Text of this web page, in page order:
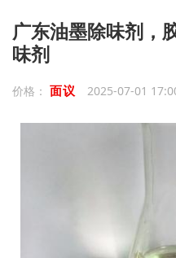
广东油墨除味剂，
味剂
价格： 面议 2025-07-01